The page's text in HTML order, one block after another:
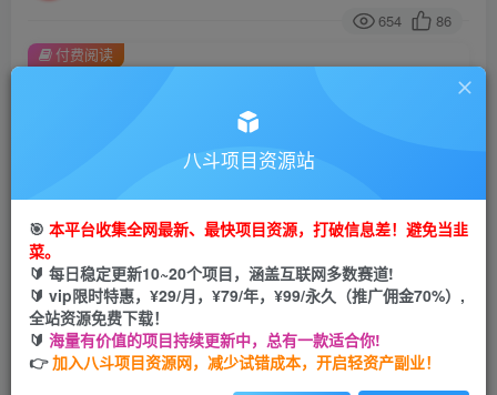
654 86
此内容为付费阅读，请付费后查看
会员专属资源
您暂无购买权限，请先开通会员
开通会员
付费阅读
八斗项目资源站
🎯 本平台收集全网最新、最快项目资源，打破信息差！避免当韭
菜。
🔰 每日稳定更新10~20个项目，涵盖互联网多数赛道!
🔰 vip限时特惠，¥29/月，¥79/年，¥99/永久（推广佣金70%）,
全站资源免费下载！
🔰 海量有价值的项目持续更新中，总有一款适合你!
👉加入八斗项目资源网，减少试错成本，开启轻资产副业！